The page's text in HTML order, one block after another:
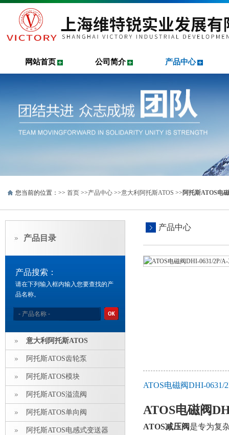
网站首页 公司简介 产品中心
您当前的位置：>> 首页 >>产品中心 >>意大利阿托斯ATOS >> 阿托斯ATOS电
产品目录
产品搜索：
请在下列输入框内输入您要查找的产
品名称。
意大利阿托斯ATOS
阿托斯ATOS齿轮泵
阿托斯ATOS模块
阿托斯ATOS溢流阀
阿托斯ATOS单向阀
阿托斯ATOS电感式变送器
产品中心
ATOS电磁阀DHI-
ATOS电磁阀
ATOS减压阀是专为复